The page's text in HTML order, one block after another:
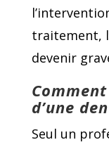
traitement,
devenir
d’une
Seul un